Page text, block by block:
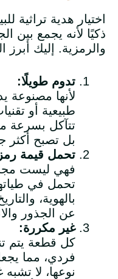
اختيار هدية تراثية
ذكيًا لأنه يجمع بين
والرمزية. إليك أبرز
تدوم طويلًا:
لأنها مصنوعة
طبيعية أو
تتآكل بسرعة
بل تصبح أكثر
تحمل قيمة
فهي ليست
تحمل في
بالهوية،
عن الجذور
غير مكررة:
كل قطعة يتم
فردي، مما
نوعها، لا